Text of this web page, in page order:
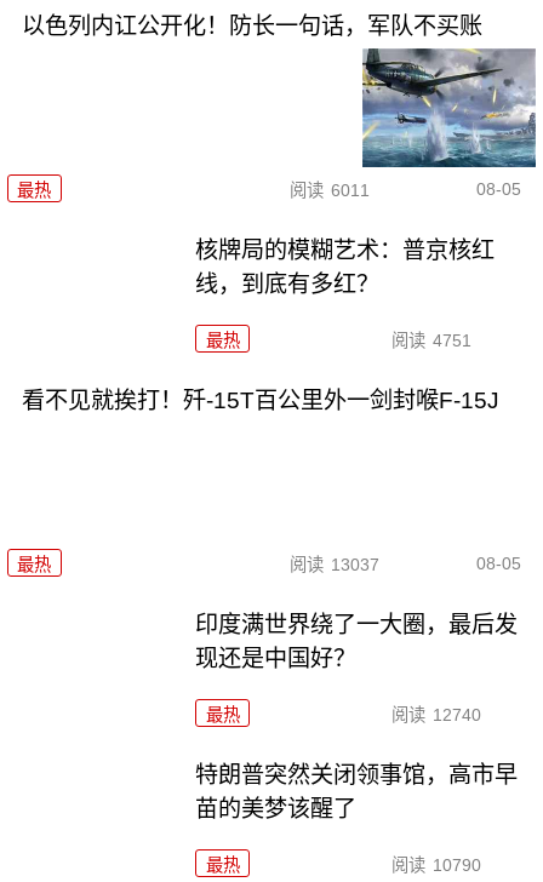
以色列内讧公开化！防长一句话，军队不买账
最热 阅读 6011 08-05
核牌局的模糊艺术：普京核红
线，到底有多红？
最热 阅读 4751
看不见就挨打！歼-15T百公里外一剑封喉F-15J
最热 阅读 13037 08-05
印度满世界绕了一大圈，最后发
现还是中国好？
最热 阅读 12740
特朗普突然关闭领事馆，高市早
苗的美梦该醒了
最热 阅读 10790